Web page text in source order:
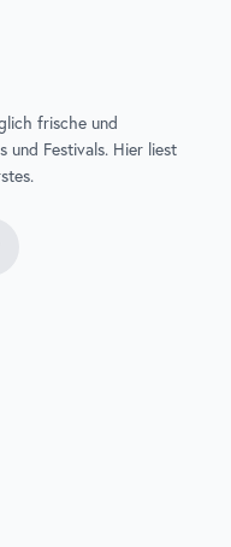
frische und
und Festivals. Hier liest